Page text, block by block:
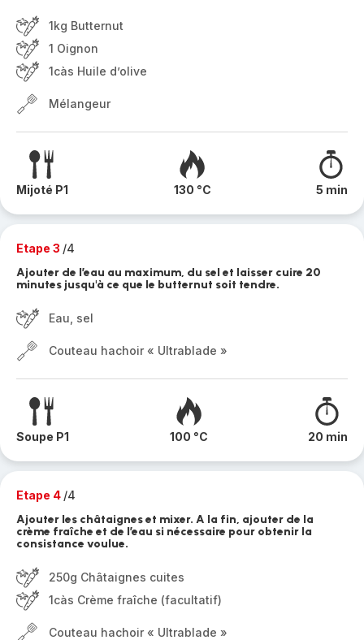
1kg Butternut
1 Oignon
1càs Huile d’olive
Mélangeur
Mijoté P1 130 °C 5 min
Etape 3 /4
Ajouter de l’eau au maximum, du sel et laisser cuire 20
minutes jusqu'à ce que le butternut soit tendre.
Eau, sel
Couteau hachoir « Ultrablade »
Soupe P1 100 °C 20 min
Etape 4 /4
Ajouter les châtaignes et mixer. A la fin, ajouter de la
crème fraîche et de l’eau si nécessaire pour obtenir la
consistance voulue.
250g Châtaignes cuites
1càs Crème fraîche (facultatif)
Couteau hachoir « Ultrablade »